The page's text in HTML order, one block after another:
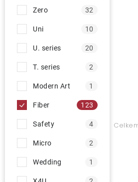
Zero 32
Uni 10
U. series 20
T. series 2
Modern Art 1
Fiber 123
Safety 4
Micro 2
Wedding 1